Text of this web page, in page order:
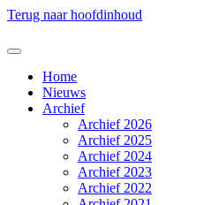
Terug naar hoofdinhoud
Home
Nieuws
Archief
Archief 2026
Archief 2025
Archief 2024
Archief 2023
Archief 2022